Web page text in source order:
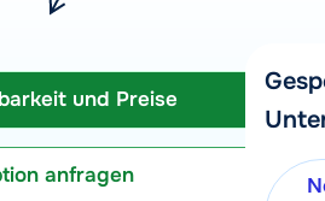
und Preise
anfragen